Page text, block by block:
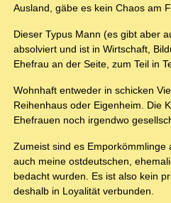
Ausland, gäbe es kein Chaos am
Dieser Typus Mann (es gibt aber
absolviert und ist in Wirtschaft,
Ehefrau an der Seite, zum Teil in
Wohnhaft entweder in schicken
Reihenhaus oder Eigenheim. Die
Ehefrauen noch irgendwo
Zumeist sind es
auch meine ostdeutschen,
bedacht wurden. Es ist also kein
deshalb in Loyalität verbunden.